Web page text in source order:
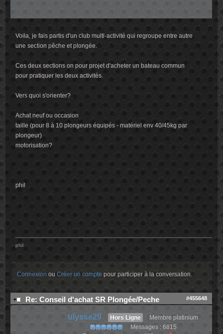
Voila, je fais partis d'un club multi-activité qui regroupe entre autre
une section pêche et plongée.
Ces deux sections on pour projet d'acheter un bateau commun
pour pratiquer les deux activités.
Vers quoi s'orienter?
Achat neuf ou occasion
taille (pour 8 à 10 plongeurs équipés - matériel env 40/45kg par
plongeur)
motorisation?
phil
phil
Connexion ouCréer un compte pour participer à la conversation.
Re: Conseil d'achat SR Plongée/Peche #455648
ulysse29 Hors Ligne
Membre platinium
Messages : 6815